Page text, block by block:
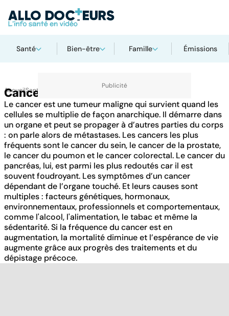
Santé Bien-être Famille Émissions
AccueilSanté
Cancer
Le cancer est une tumeur maligne qui survient quand les
cellules se multiplie de façon anarchique. Il démarre dans
un organe et peut se propager à d’autres parties du corps
: on parle alors de métastases. Les cancers les plus
fréquents sont le cancer du sein, le cancer de la prostate,
le cancer du poumon et le cancer colorectal. Le cancer du
pancréas, lui, est parmi les plus redoutés car il est
souvent foudroyant. Les symptômes d’un cancer
dépendant de l’organe touché. Et leurs causes sont
multiples : facteurs génétiques, hormonaux,
environnementaux, professionnels et comportementaux,
comme l'alcool, l'alimentation, le tabac et même la
sédentarité. Si la fréquence du cancer est en
augmentation, la mortalité diminue et l’espérance de vie
augmente grâce aux progrès des traitements et du
dépistage précoce.